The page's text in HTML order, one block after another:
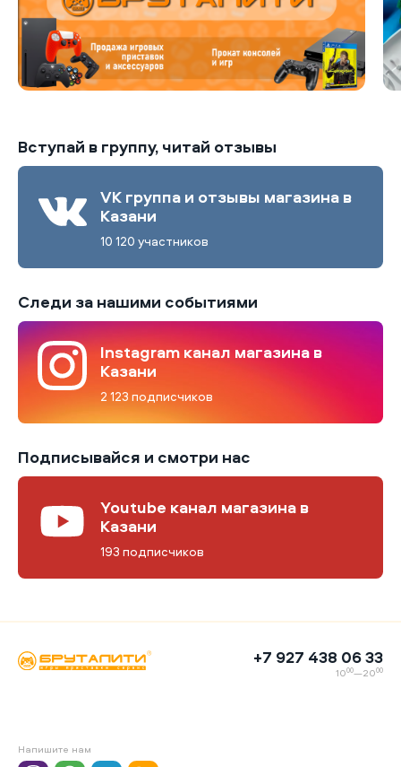
Вступай в группу, читай отзывы
VK группа и отзывы магазина в
Казани
10 120 участников
Следи за нашими событиями
Instagram канал магазина в
Казани
2 123 подписчиков
Подписывайся и смотри нас
Youtube канал магазина в
Казани
193 подписчиков
+7 927 438 06 33
1000—2000
Напишите нам